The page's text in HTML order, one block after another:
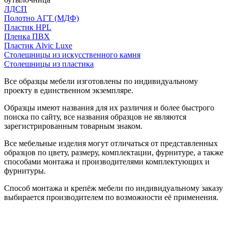
ЛДСП
Полотно АГТ (МДФ)
Пластик HPL
Пленка ПВХ
Пластик Alvic Luxe
Столешницы из искусственного камня
Столешницы из пластика
Все образцы мебели изготовлены по индивидуальному
проекту в единственном экземпляре.
Образцы имеют названия для их различия и более быстрого
поиска по сайту, все названия образцов не являются
зарегистрированным товарным знаком.
Все мебельные изделия могут отличаться от представленных
образцов по цвету, размеру, комплектации, фурнитуре, а также
способами монтажа и производителями комплектующих и
фурнитуры.
Способ монтажа и крепёж мебели по индивидуальному заказу
выбирается производителем по возможности её применения.